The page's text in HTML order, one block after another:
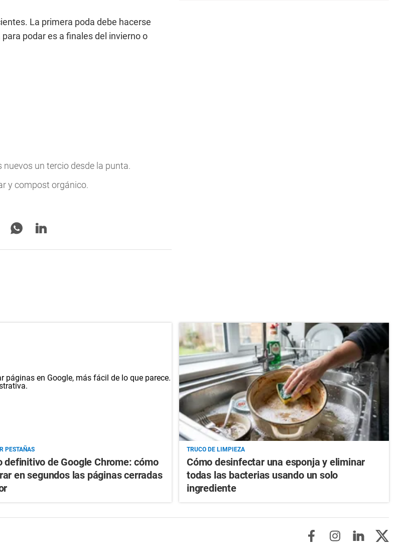
La primera poda debe hacerse
podar es a finales del invierno o
un tercio desde la punta.
y compost orgánico.
PESTAÑAS
definitivo de Google Chrome: cómo
en segundos las páginas cerradas
TRUCO DE LIMPIEZA
Cómo desinfectar una esponja y eliminar
todas las bacterias usando un solo
ingrediente